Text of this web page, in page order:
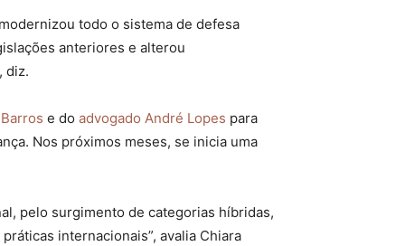
todo o sistema de defesa
anteriores e alterou
diz.
e do advogado André Lopes para
Nos próximos meses, se inicia uma
pelo surgimento de categorias híbridas,
internacionais”, avalia Chiara